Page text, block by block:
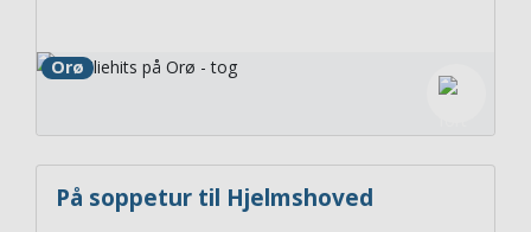
Orø
På soppetur til Hjelmshoved